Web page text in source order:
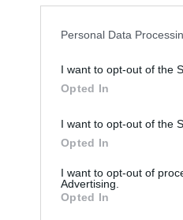
Personal Data
I want to opt-out of the
Opted In
I want to opt-out of the
Opted In
I want to opt-out of
Advertising.
Opted In
στο
Cnn.gr